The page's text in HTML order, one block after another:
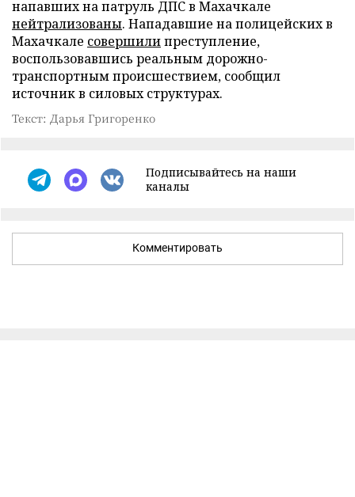
напавших на патруль ДПС в Махачкале
нейтрализованы. Нападавшие на полицейских в
Махачкале совершилипреступление,
воспользовавшись реальным дорожно-
транспортным происшествием, сообщил
источник в силовых структурах.
Текст: Дарья Григоренко
Подписывайтесь на наши
каналы
Комментировать